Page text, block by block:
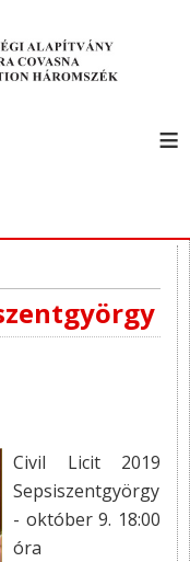
≡
Civil Licit 2019
Sepsiszentgyörgy
- október 9. 18:00
óra